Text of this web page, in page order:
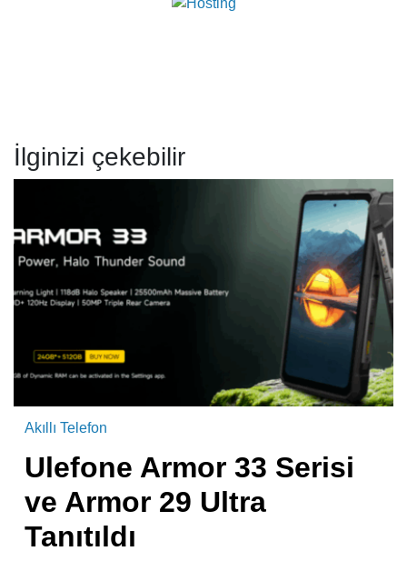
İlginizi çekebilir
Akıllı Telefon
Ulefone Armor 33 Serisi
ve Armor 29 Ultra
Tanıtıldı